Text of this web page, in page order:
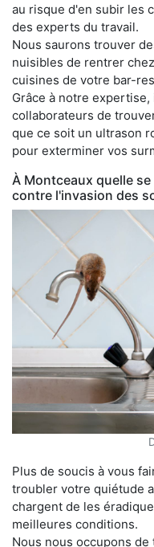
au risque d'en subir les
des experts du travail.
Nous saurons trouver
nuisibles de rentrer
cuisines de votre bar-
Grâce à notre
collaborateurs de
que ce soit un ultrason
pour exterminer vos
À Montceaux quelle
contre l'invasion des
Plus de soucis à vous
troubler votre quiétude
chargent de les
meilleures conditions.
Nous nous occupons